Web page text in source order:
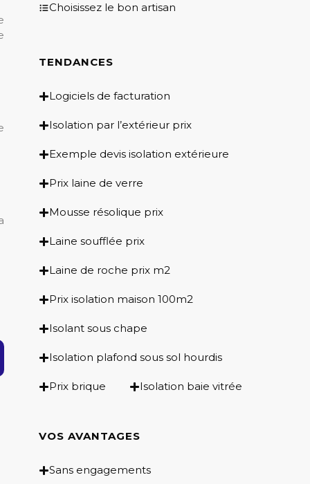
Choisissez le bon artisan
TENDANCES
Logiciels de facturation
Isolation par l’extérieur prix
Exemple devis isolation extérieure
Prix laine de verre
Mousse résolique prix
Laine soufflée prix
Laine de roche prix m2
Prix isolation maison 100m2
Isolant sous chape
Isolation plafond sous sol hourdis
Prix brique Isolation baie vitrée
VOS AVANTAGES
Sans engagements